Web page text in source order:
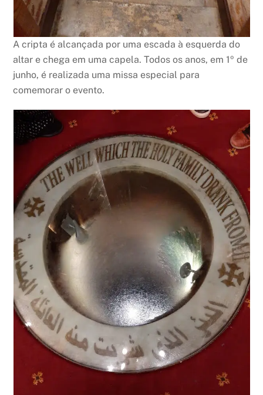
A cripta é alcançada por uma escada à esquerda do
altar e chega em uma capela. Todos os anos, em 1º de
junho, é realizada uma missa especial para
comemorar o evento.